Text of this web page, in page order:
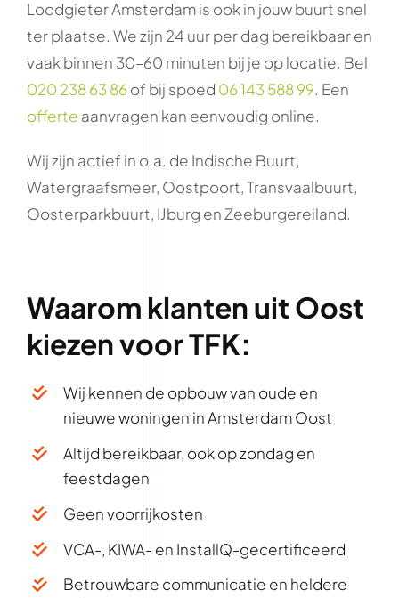
Loodgieter Amsterdam is ook in jouw buurt snel
ter plaatse. We zijn 24 uur per dag bereikbaar en
vaak binnen 30–60 minuten bij je op locatie. Bel
020 238 63 86 of bij spoed 06 143 588 99. Een
offerte aanvragen kan eenvoudig online.
Wij zijn actief in o.a. de Indische Buurt,
Watergraafsmeer, Oostpoort, Transvaalbuurt,
Oosterparkbuurt, IJburg en Zeeburgereiland.
Waarom klanten uit Oost
kiezen voor TFK:
Wij kennen de opbouw van oude en
nieuwe woningen in Amsterdam Oost
Altijd bereikbaar, ook op zondag en
feestdagen
Geen voorrijkosten
VCA-, KIWA- en InstallQ-gecertificeerd
Betrouwbare communicatie en heldere